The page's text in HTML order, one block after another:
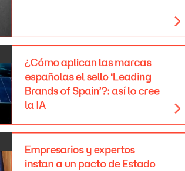
¿Cómoaplican las marcas
españolasel sello ‘Leading
Brands of Spain’?: así lo cree
la IA
Empresarios y expertos
instan a un pacto de Estado